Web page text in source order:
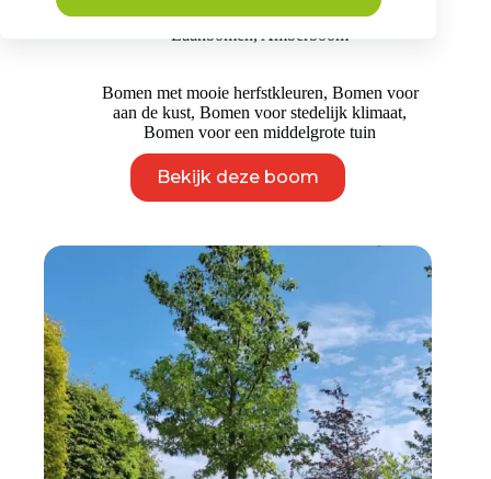
€ 225
tot
Laanbomen, Amberboom
Bomen met mooie herfstkleuren, Bomen voor
aan de kust,Bomen voor stedelijk klimaat,
Bomen voor een middelgrote tuin
Bekijk deze boom
product
heeft
Deze
optie
kan
gekozen
worden
op
de
productpagina